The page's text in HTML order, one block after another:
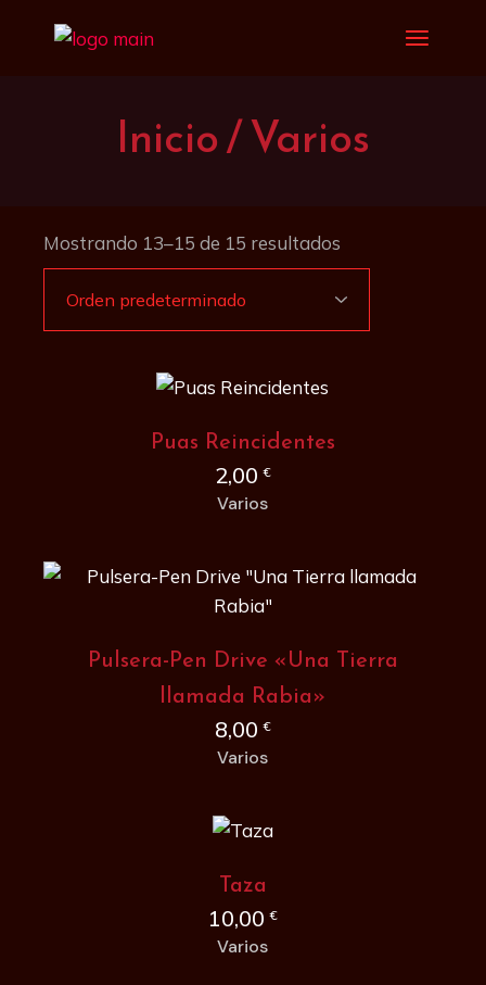
contenido
Inicio Varios
Mostrando 13–15 de 15 resultados
Puas Reincidentes
2,00€
Varios
Pulsera-Pen Drive «Una Tierra
llamada Rabia»
8,00€
Varios
Taza
10,00€
Varios